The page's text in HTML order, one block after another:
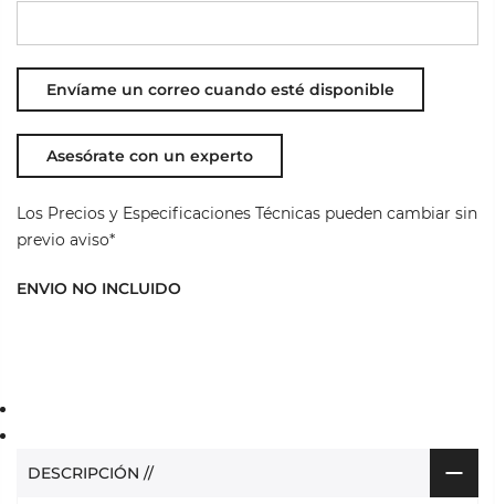
Asesórate con un experto
Los Precios y Especificaciones Técnicas pueden cambiar sin
previo aviso*
ENVIO NO INCLUIDO
DESCRIPCIÓN //